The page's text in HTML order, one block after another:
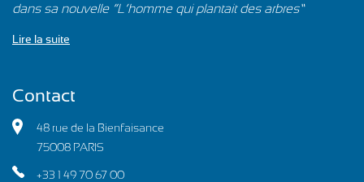
dans sa nouvelle “L’homme qui plantait des arbres”…
Lire la suite
Contact
48 rue de la Bienfaisance
75008 PARIS
+33 1 49 70 67 00